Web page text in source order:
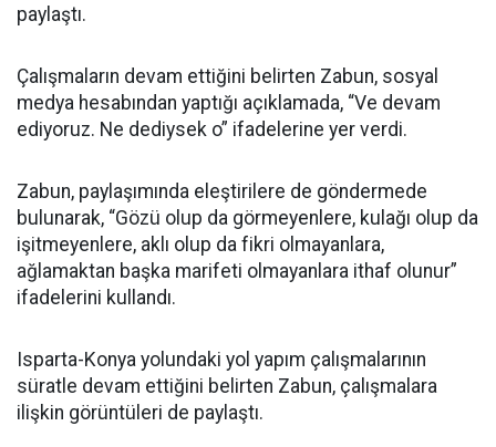
paylaştı.
Çalışmaların devam ettiğini belirten Zabun, sosyal
medya hesabından yaptığı açıklamada, “Ve devam
ediyoruz. Ne dediysek o” ifadelerine yer verdi.
Zabun, paylaşımında eleştirilere de göndermede
bulunarak, “Gözü olup da görmeyenlere, kulağı olup da
işitmeyenlere, aklı olup da fikri olmayanlara,
ağlamaktan başka marifeti olmayanlara ithaf olunur”
ifadelerini kullandı.
Isparta-Konya yolundaki yol yapım çalışmalarının
süratle devam ettiğini belirten Zabun, çalışmalara
ilişkin görüntüleri de paylaştı.